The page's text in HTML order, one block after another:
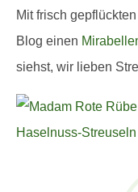
Mit frisch
Blog einen
siehst, wir lieben